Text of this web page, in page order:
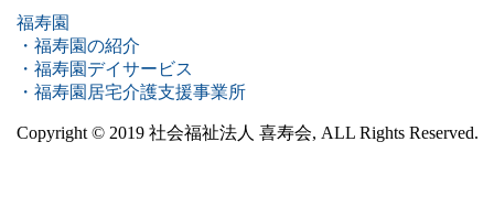
福寿園
・福寿園の紹介
・福寿園デイサービス
・福寿園居宅介護支援事業所
Copyright © 2019 社会福祉法人 喜寿会, ALL Rights Reserved.